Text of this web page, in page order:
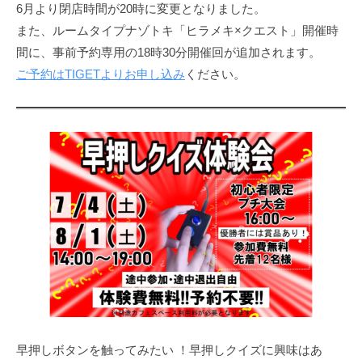
6月より閉店時間が20時に変更となりました。
また、ルームタイプナゾトキ「ヒラメキ×クエスト」開催時
間に、事前予約専用の18時30分開催回が追加されます。
ご予約はTIGETよりお申し込み ください。
早押しボタンを触ってみたい ！早押しクイズに興味はあ